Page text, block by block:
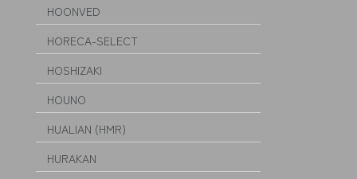
HOONVED
HORECA-SELECT
HOSHIZAKI
HOUNO
HUALIAN (HMR)
HURAKAN